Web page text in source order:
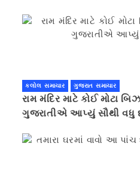
કલોલ સમાચાર ગુજરાત સમાચાર
રામ મંદિર માટે કોઈ મોટા
ગુજરાતીએ આપ્યું સૌથી વધુ